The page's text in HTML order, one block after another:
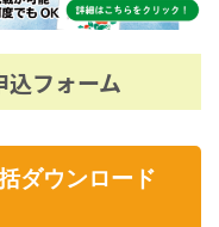
込フォーム
ダウンロード